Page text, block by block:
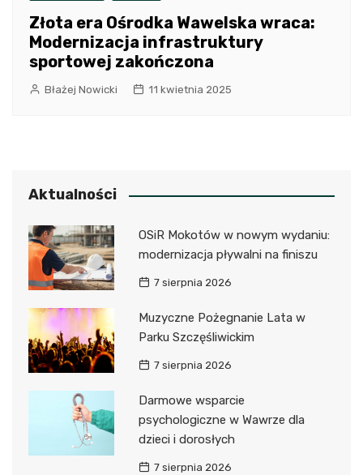
Złota era Ośrodka Wawelska wraca:
Modernizacja infrastruktury
sportowej zakończona
Błażej Nowicki 11 kwietnia 2025
Aktualności
OSiR Mokotów w nowym wydaniu:
modernizacja pływalni na finiszu
7 sierpnia 2026
Muzyczne Pożegnanie Lata w
Parku Szczęśliwickim
7 sierpnia 2026
Darmowe wsparcie
psychologiczne w Wawrze dla
dzieci i dorosłych
7 sierpnia 2026